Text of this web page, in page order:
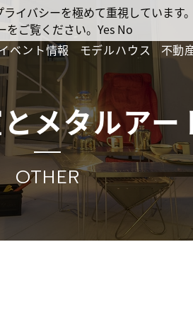
ベント情報 モデルハウス 不動
メタルア
OTHER
イバシーを極めて重視していま
をご覧ください。 Yes No